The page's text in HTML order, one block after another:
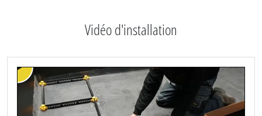
Vidéo d'installation